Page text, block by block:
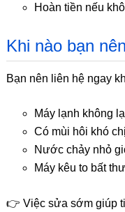
Hoàn tiền nếu
Khi nào bạn
Bạn nên liên hệ ngay
Máy lạnh không
Có mùi hôi khó
Nước chảy nhỏ
Máy kêu to bất
👉 Việc sửa sớm giúp